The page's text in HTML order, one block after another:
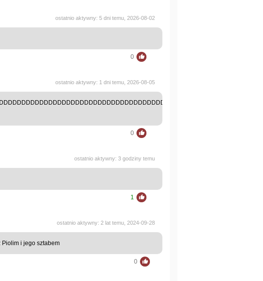
ostatnio aktywny: 5 dni temu, 2026-08-02
0
ostatnio aktywny: 1 dni temu, 2026-08-05
0
ostatnio aktywny: 3 godziny temu
1
ostatnio aktywny: 2 lat temu, 2024-09-28
Piolim i jego sztabem
0